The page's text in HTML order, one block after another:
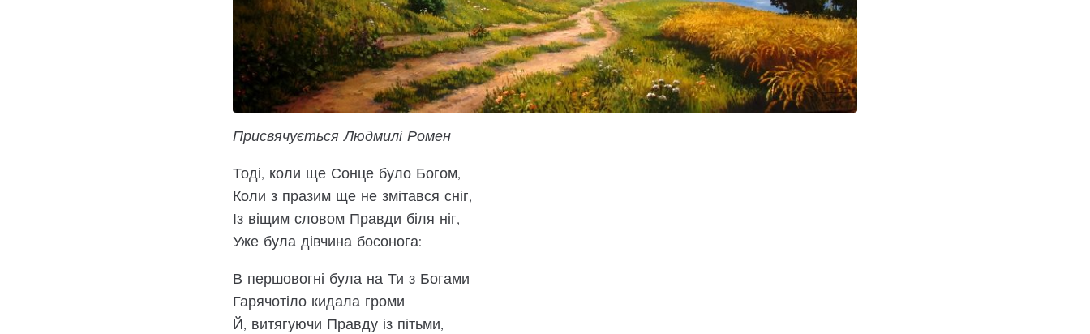
Присвячується Людмилі Ромен
Тоді, коли ще Сонце було Богом,
Коли з празим ще не змітався сніг,
Із віщим словом Правди біля ніг,
Уже була дівчина босонога:
В першовогні була на Ти з Богами –
Гарячотіло кидала громи
Й, витягуючи Правду із пітьми,